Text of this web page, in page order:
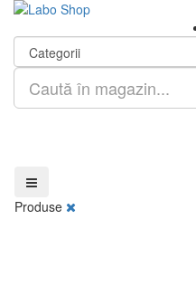
Produse